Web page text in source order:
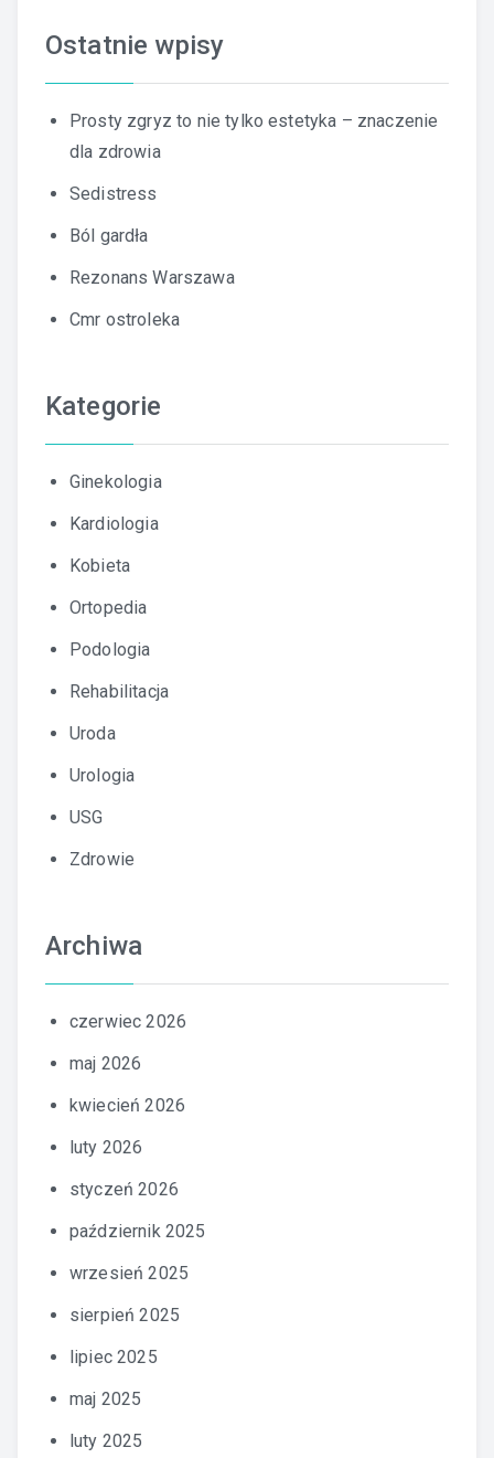
Ostatnie wpisy
Prosty zgryz to nie tylko estetyka – znaczenie
dla zdrowia
Sedistress
Ból gardła
Rezonans Warszawa
Cmr ostroleka
Kategorie
Ginekologia
Kardiologia
Kobieta
Ortopedia
Podologia
Rehabilitacja
Uroda
Urologia
USG
Zdrowie
Archiwa
czerwiec 2026
maj 2026
kwiecień 2026
luty 2026
styczeń 2026
październik 2025
wrzesień 2025
sierpień 2025
lipiec 2025
maj 2025
luty 2025